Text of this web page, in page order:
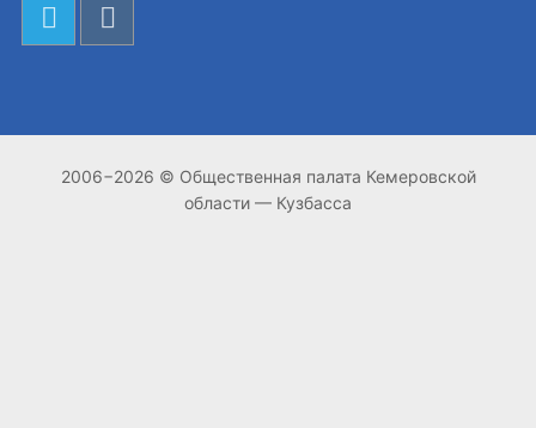
2006−2026 © Общественная палата Кемеровской
области — Кузбасса